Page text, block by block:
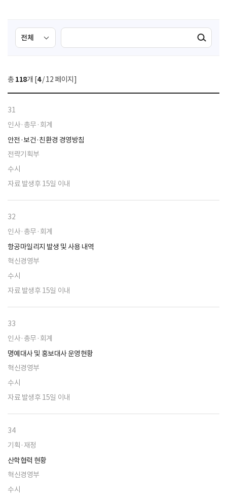
검
색
선
택
색
검색실행
총 118개 [4/ 12 페이지]
31
인사·총무·회계
안전·보건·친환경 경영방침
전략기획부
수시
자료 발생후 15일 이내
32
인사·총무·회계
항공마일리지 발생 및 사용 내역
혁신경영부
수시
자료 발생후 15일 이내
33
인사·총무·회계
명예대사 및 홍보대사 운영현황
혁신경영부
수시
자료 발생후 15일 이내
34
기획·재정
산학협력 현황
혁신경영부
수시